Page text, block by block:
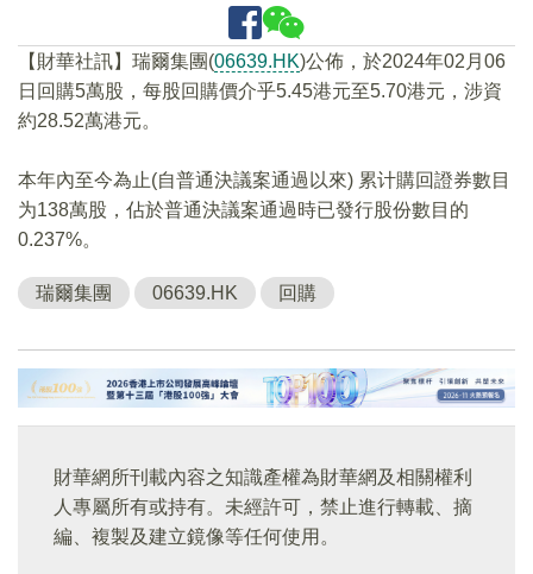
【財華社訊】瑞爾集團(06639.HK)公佈，於2024年02月06
日回購5萬股，每股回購價介乎5.45港元至5.70港元，涉資
約28.52萬港元。
本年內至今為止(自普通決議案通過以來) 累计購回證券數目
为138萬股，佔於普通決議案通過時已發行股份數目的
0.237%。
瑞爾集團 06639.HK 回購
財華網所刊載內容之知識產權為財華網及相關權利
人專屬所有或持有。未經許可，禁止進行轉載、摘
編、複製及建立鏡像等任何使用。